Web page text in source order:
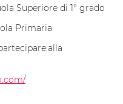
Superiore di 1° grado
Primaria